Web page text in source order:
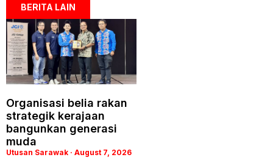
BERITA LAIN
Organisasi belia rakan
strategik kerajaan
bangunkan generasi
muda
Utusan Sarawak August 7, 2026